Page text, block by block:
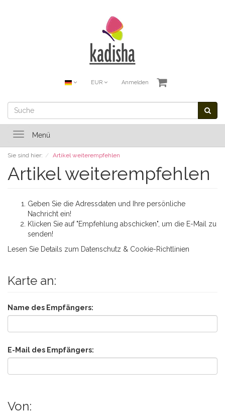
EUR Anmelden
ToggleMenü
Sie sind hier: Artikel weiterempfehlen
Artikel weiterempfehlen
Geben Sie die Adressdaten und Ihre persönliche
Nachricht ein!
Klicken Sie auf "Empfehlung abschicken", um die E-Mail zu
senden!
Lesen Sie Details zum Datenschutz & Cookie-Richtlinien
Karte an:
Name des Empfängers:
E-Mail des Empfängers:
Von: